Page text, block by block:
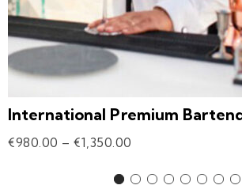
International Premium
€980.00 – €1,350.00